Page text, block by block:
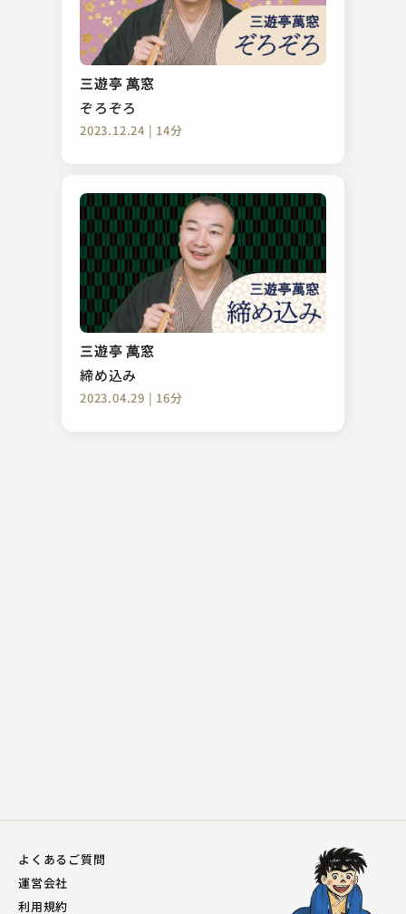
三遊亭 萬窓
ぞろぞろ
2023.12.24 | 14分
三遊亭 萬窓
締め込み
2023.04.29 | 16分
瀧川 鯉橋
だくだく
2025.02.13 | 14分
入船亭 扇遊
たらちね
2023.04.09 | 13分
よくあるご質問
運営会社
利用規約